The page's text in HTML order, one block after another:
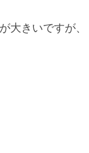
大きいですが、